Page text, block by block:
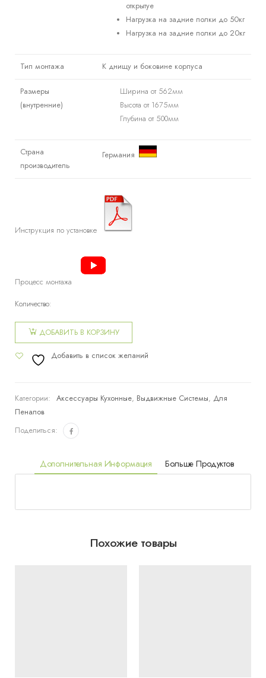
открытуе
Нагрузка на задние полки до 50кг
Нагрузка на задние полки до 20кг
Тип монтажа К днищу и боковине корпуса
Размеры
(внутренние)
Ширина от 562мм
Высота от 1675мм
Глубина от 500мм
Страна
производитель
Германия
Инструкция по установке
Процесс монтажа
Количество:
товара
Распашной
пенал
ДОБАВИТЬ В КОРЗИНУ
Добавить в список желаний
Категории: Аксессуары Кухонные, Выдвижные Системы, Для
Пеналов
Поделиться:
Дополнительная Информация Больше Продуктов
Похожие товары